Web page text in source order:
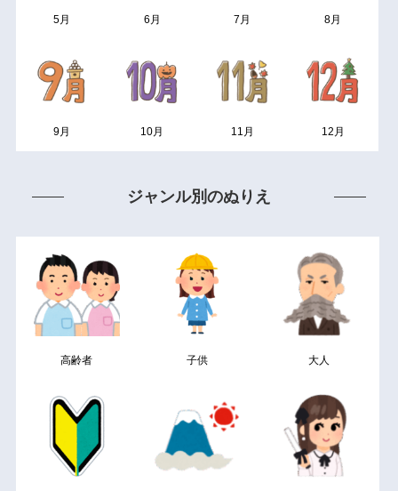
5月 6月 7月 8月
9月 10月 11月 12月
ジャンル別のぬりえ
高齢者 子供 大人